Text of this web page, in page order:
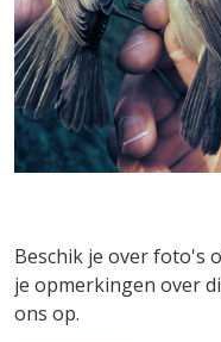
Beschik je over foto's
je opmerkingen over
ons op.